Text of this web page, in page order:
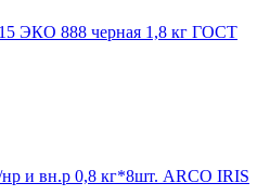
ЭКО 888 черная 1,8 кг ГОСТ
и вн.р 0,8 кг*8шт. ARCO IRIS